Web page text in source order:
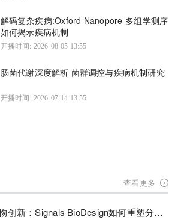
解码复杂疾病:Oxford Nanopore 多组学测序
如何揭示疾病机制
开播时间: 2026-08-05 13:55
肠菌代谢深度解析 菌群调控与疾病机制研究
开播时间: 2026-07-14 13:55
查看更多
从DNA设计到药物创新：Signals BioDesign如何重塑分子生物学研发生态！